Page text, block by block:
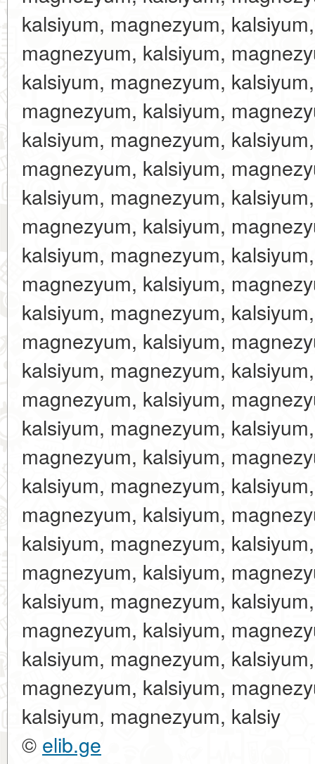
kalsiyum, magnezyum,
magnezyum, kalsiyum,
kalsiyum, magnezyum,
magnezyum, kalsiyum,
kalsiyum, magnezyum,
magnezyum, kalsiyum,
kalsiyum, magnezyum,
magnezyum, kalsiyum,
kalsiyum, magnezyum,
magnezyum, kalsiyum,
kalsiyum, magnezyum,
magnezyum, kalsiyum,
kalsiyum, magnezyum,
magnezyum, kalsiyum,
kalsiyum, magnezyum,
magnezyum, kalsiyum,
kalsiyum, magnezyum,
magnezyum, kalsiyum,
kalsiyum, magnezyum,
magnezyum, kalsiyum,
kalsiyum, magnezyum,
magnezyum, kalsiyum,
kalsiyum, magnezyum,
magnezyum, kalsiyum,
kalsiyum, magnezyum, kalsiy
© elib.ge